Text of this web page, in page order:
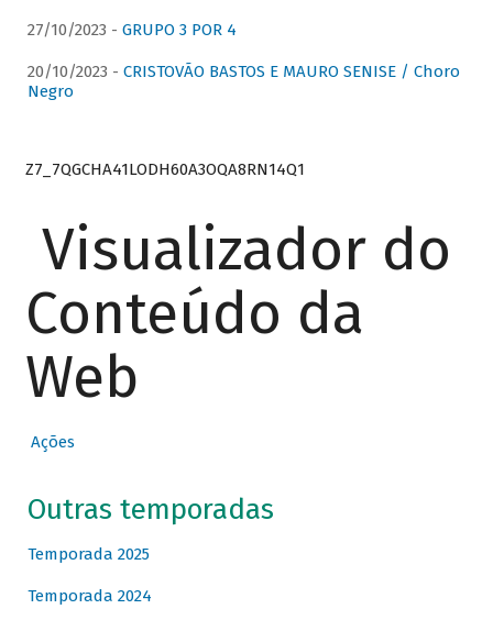
27/10/2023 - GRUPO 3 POR 4
20/10/2023 - CRISTOVÃO BASTOS E MAURO SENISE / Choro
Negro
Z7_7QGCHA41LODH60A3OQA8RN14Q1
Visualizador do
Conteúdo da
Web
Ações
Outras temporadas
Temporada 2025
Temporada 2024